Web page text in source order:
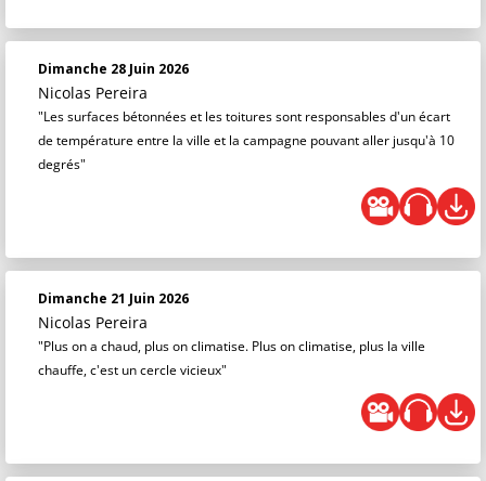
Dimanche 28 Juin 2026
Nicolas Pereira
"Les surfaces bétonnées et les toitures sont responsables d'un écart
de température entre la ville et la campagne pouvant aller jusqu'à 10
degrés"
Dimanche 21 Juin 2026
Nicolas Pereira
"Plus on a chaud, plus on climatise. Plus on climatise, plus la ville
chauffe, c'est un cercle vicieux"